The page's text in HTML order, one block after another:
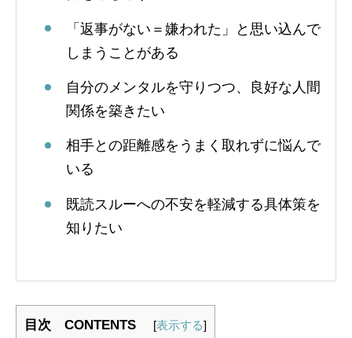
「返事がない＝嫌われた」と思い込んで
しまうことがある
自分のメンタルを守りつつ、良好な人間
関係を築きたい
相手との距離感をうまく取れずに悩んで
いる
既読スルーへの不安を軽減する具体策を
知りたい
目次 CONTENTS [表示する]